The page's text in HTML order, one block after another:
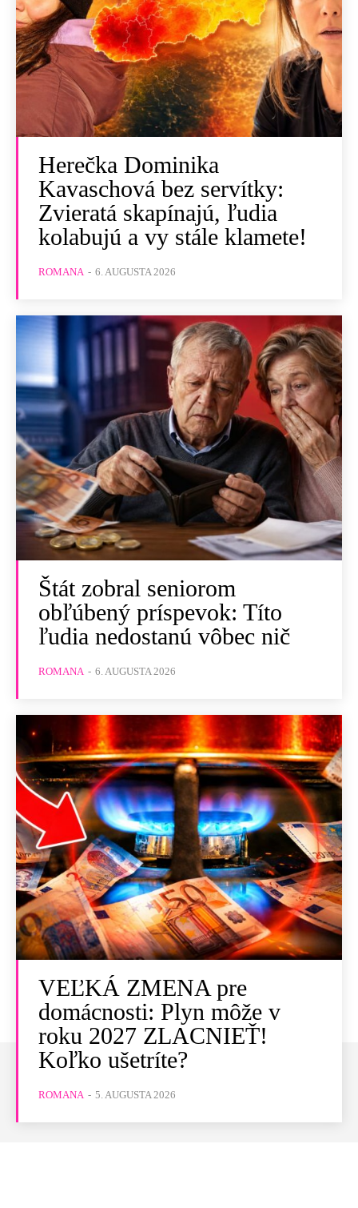
Herečka Dominika
Kavaschová bez servítky:
Zvieratá skapínajú, ľudia
kolabujú a vy stále klamete!
ROMANA - 6. AUGUSTA 2026
Štát zobral seniorom
obľúbený príspevok: Títo
ľudia nedostanú vôbec nič
ROMANA - 6. AUGUSTA 2026
VEĽKÁ ZMENA pre
domácnosti: Plyn môže v
roku 2027 ZLACNIEŤ!
Koľko ušetríte?
ROMANA - 5. AUGUSTA 2026